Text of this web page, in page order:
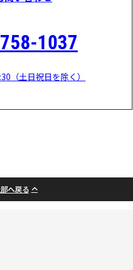
1037
（土日祝日を除く）
へ戻る